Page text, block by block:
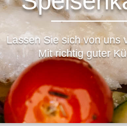
Lassen Sie sich von uns
Mit richtig guter